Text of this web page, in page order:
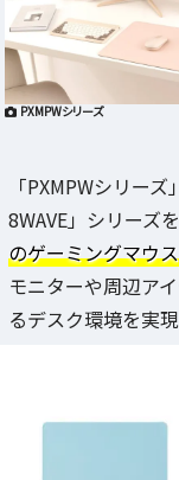
PXMPWシリーズ
「PXMPWシリー
8WAVE」シリーズ
のゲーミングマウ
モニターや周辺ア
るデスク環境を実現